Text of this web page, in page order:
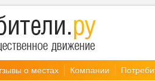
о местах Компании